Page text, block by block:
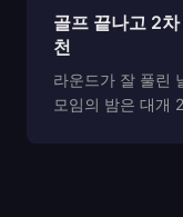
골프 끝나고 2
천
라운드가 잘 풀린
모임의 밤은 대개